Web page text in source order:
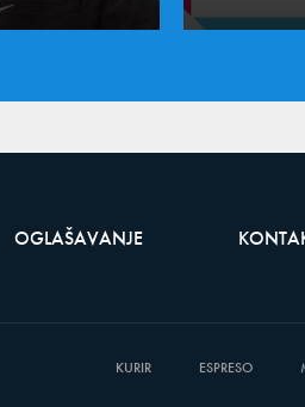
OGLAŠAVANJE
KURIR ESPRESO